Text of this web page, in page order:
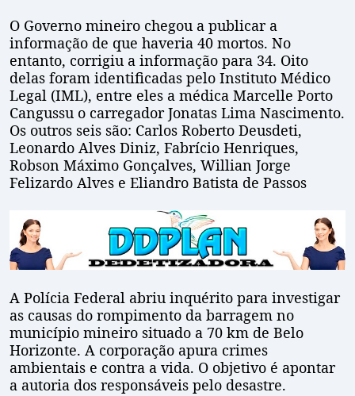
O Governo mineiro chegou a publicar a
informação de que haveria 40 mortos. No
entanto, corrigiu a informação para 34. Oito
delas foram identificadas pelo Instituto Médico
Legal (IML), entre eles a médica Marcelle Porto
Cangussu o carregador Jonatas Lima Nascimento.
Os outros seis são: Carlos Roberto Deusdeti,
Leonardo Alves Diniz, Fabrício Henriques,
Robson Máximo Gonçalves, Willian Jorge
Felizardo Alves e Eliandro Batista de Passos
A Polícia Federal abriu inquérito para investigar
as causas do rompimento da barragem no
município mineiro situado a 70 km de Belo
Horizonte. A corporação apura crimes
ambientais e contra a vida. O objetivo é apontar
a autoria dos responsáveis pelo desastre.